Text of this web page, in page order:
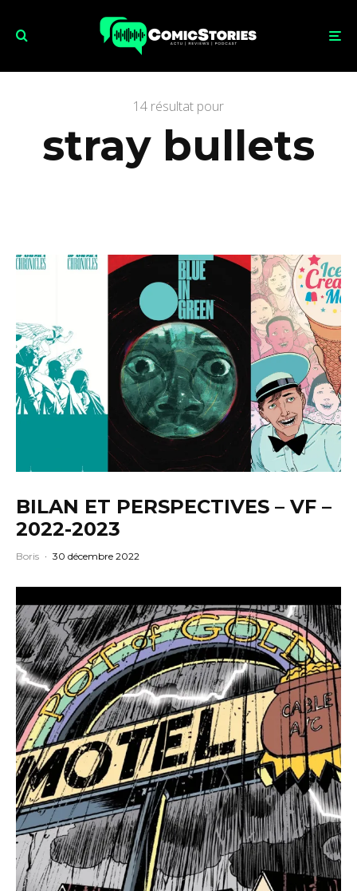
14 résultat pour
stray bullets
BILAN ET PERSPECTIVES – VF –
2022-2023
Boris · 30 décembre 2022